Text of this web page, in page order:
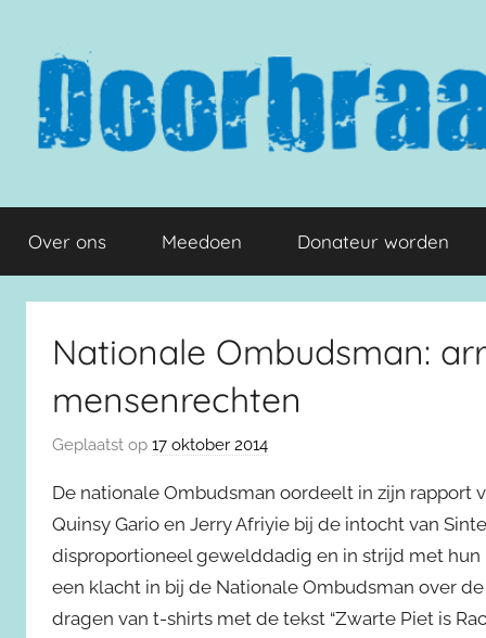
inhoud
springen
Doorbraak.eu
Over ons Meedoen Donateur worden
Nationale Ombudsman:
mensenrechten
Geplaatst op 17 oktober 2014
De nationale Ombudsman oordeelt in zijn rapport
Quinsy Gario en Jerry Afriyie bij de intocht van
disproportioneel gewelddadig en in strijd met hun
een klacht in bij de Nationale Ombudsman over
dragen van t-shirts met de tekst “Zwarte Piet is